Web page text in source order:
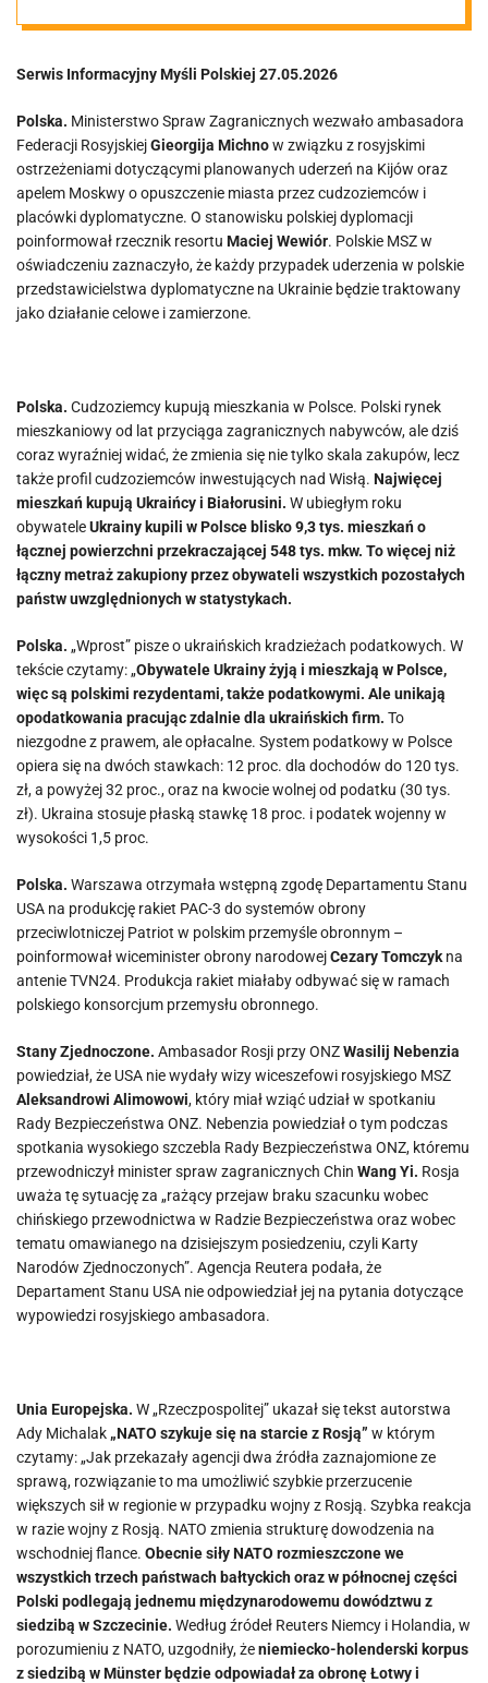
Serwis Informacyjny Myśli Polskiej 27.05.2026
Polska. Ministerstwo Spraw Zagranicznych wezwało ambasadora
Federacji RosyjskiejGieorgija Michnow związku z rosyjskimi
ostrzeżeniami dotyczącymi planowanych uderzeń na Kijów oraz
apelem Moskwy o opuszczenie miasta przez cudzoziemców i
placówki dyplomatyczne. O stanowisku polskiej dyplomacji
poinformował rzecznik resortu Maciej Wewiór. Polskie MSZ w
oświadczeniu zaznaczyło, że każdy przypadek uderzenia w polskie
przedstawicielstwa dyplomatyczne na Ukrainie będzie traktowany
jako działanie celowe i zamierzone.
Polska. Cudzoziemcy kupują mieszkania w Polsce. Polski rynek
mieszkaniowy od lat przyciąga zagranicznych nabywców, ale dziś
coraz wyraźniej widać, że zmienia się nie tylko skala zakupów, lecz
także profil cudzoziemców inwestujących nad Wisłą. Najwięcej
mieszkań kupują Ukraińcy i Białorusini. W ubiegłym roku
obywateleUkrainy kupili w Polsce blisko 9,3 tys. mieszkań o
łącznej powierzchni przekraczającej 548 tys. mkw. To więcej niż
łączny metraż zakupiony przez obywateli wszystkich pozostałych
państw uwzględnionych w statystykach.
Polska. „Wprost” pisze o ukraińskich kradzieżach podatkowych. W
tekście czytamy: „Obywatele Ukrainy żyją i mieszkają w Polsce,
więc są polskimi rezydentami, także podatkowymi. Ale unikają
opodatkowania pracując zdalnie dla ukraińskich firm. To
niezgodne z prawem, ale opłacalne. System podatkowy w Polsce
opiera się na dwóch stawkach: 12 proc. dla dochodów do 120 tys.
zł, a powyżej 32 proc., oraz na kwocie wolnej od podatku (30 tys.
zł). Ukraina stosuje płaską stawkę 18 proc. i podatek wojenny w
wysokości 1,5 proc.
Polska. Warszawa otrzymała wstępną zgodę Departamentu Stanu
USA na produkcję rakiet PAC-3 do systemów obrony
przeciwlotniczej Patriot w polskim przemyśle obronnym –
poinformował wiceminister obrony narodowejCezary Tomczyk na
antenie TVN24. Produkcja rakiet miałaby odbywać się w ramach
polskiego konsorcjum przemysłu obronnego.
Stany Zjednoczone. Ambasador Rosji przy ONZWasilij Nebenzia
powiedział, że USA nie wydały wizy wiceszefowi rosyjskiego MSZ
Aleksandrowi Alimowowi, który miał wziąć udział w spotkaniu
Rady Bezpieczeństwa ONZ. Nebenzia powiedział o tym podczas
spotkania wysokiego szczebla Rady Bezpieczeństwa ONZ, któremu
przewodniczył minister spraw zagranicznych Chin Wang Yi. Rosja
uważa tę sytuację za „rażący przejaw braku szacunku wobec
chińskiego przewodnictwa w Radzie Bezpieczeństwa oraz wobec
tematu omawianego na dzisiejszym posiedzeniu, czyli Karty
Narodów Zjednoczonych”. Agencja Reutera podała, że
Departament Stanu USA nie odpowiedział jej na pytania dotyczące
wypowiedzi rosyjskiego ambasadora.
Unia Europejska. W „Rzeczpospolitej” ukazał się tekst autorstwa
Ady Michalak „NATO szykuje się na starcie z Rosją” w którym
czytamy: „Jak przekazały agencji dwa źródła zaznajomione ze
sprawą, rozwiązanie to ma umożliwić szybkie przerzucenie
większych sił w regionie w przypadku wojny z Rosją. Szybka reakcja
w razie wojny z Rosją. NATO zmienia strukturę dowodzenia na
wschodniej flance. Obecnie siły NATO rozmieszczone we
wszystkich trzech państwach bałtyckich oraz w północnej części
Polski podlegają jednemu międzynarodowemu dowództwu z
siedzibą w Szczecinie. Według źródeł Reuters Niemcy i Holandia, w
porozumieniu z NATO, uzgodniły, żeniemiecko-holenderski korpus
z siedzibą w Münster będzie odpowiadał za obronę Łotwy i